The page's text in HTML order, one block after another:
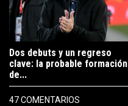
Dos debuts y un regreso
clave: la probable formación
de...
47 COMENTARIOS